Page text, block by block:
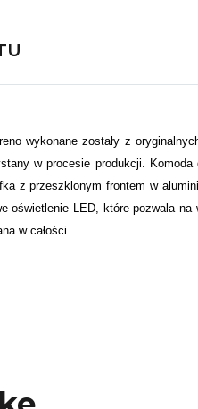
wykonane zostały z
w procesie produkcji.
z przeszklonym frontem w
LED, które pozwala
w całości.